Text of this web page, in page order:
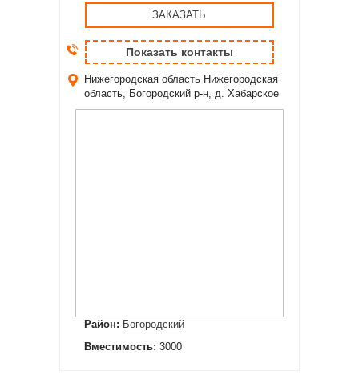
ЗАКАЗАТЬ
Показать контакты
Нижегородская область Нижегородская
область, Богородский р-н, д. Хабарское
Район: Богородский
Вместимость: 3000